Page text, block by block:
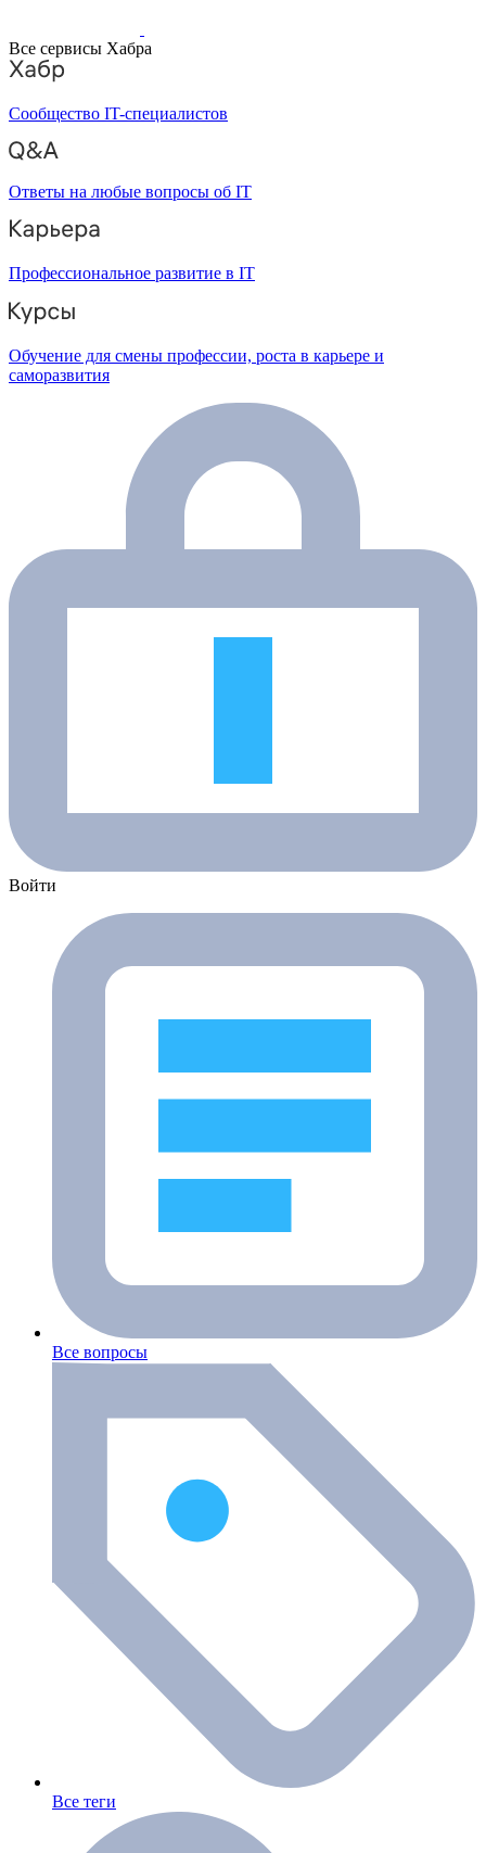
Все сервисы Хабра
Сообщество IT-специалистов
Ответы на любые вопросы об IT
Профессиональное развитие в IT
Обучение для смены профессии, роста в карьере и
саморазвития
Войти
Все вопросы
Все теги